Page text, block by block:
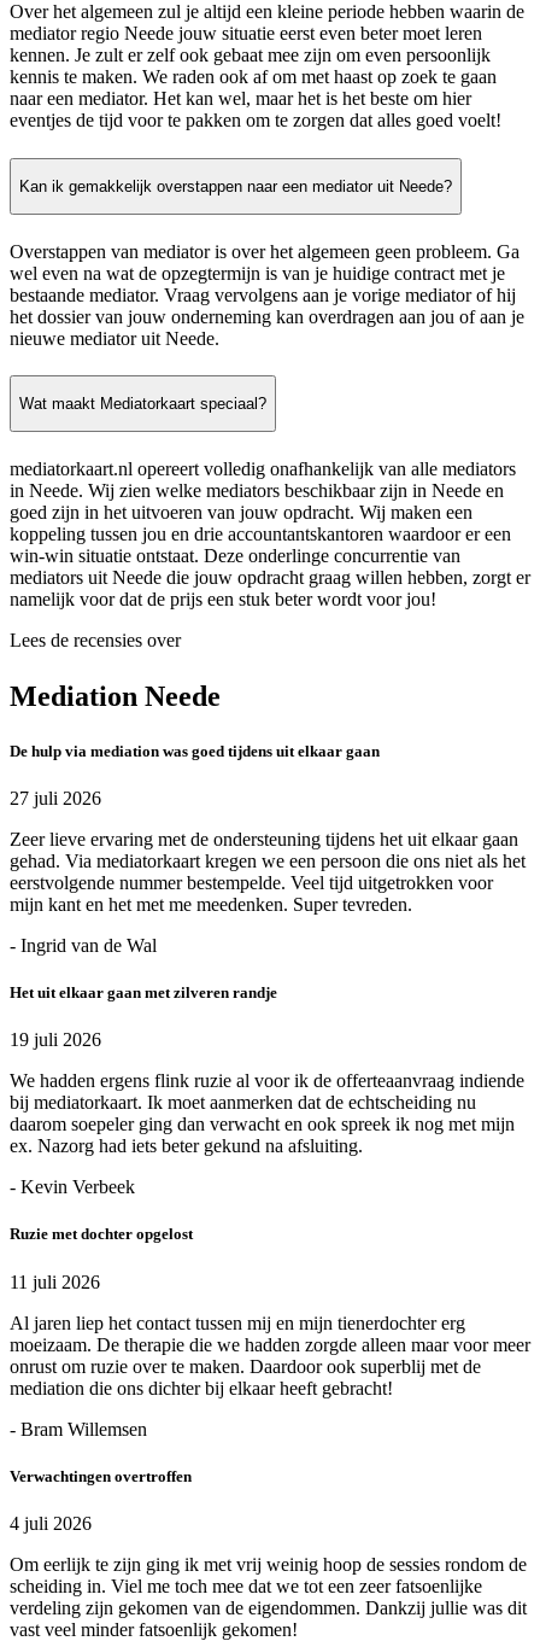
Over het algemeen zul je altijd een kleine periode hebben waarin de
mediator regio Neede jouw situatie eerst even beter moet leren
kennen. Je zult er zelf ook gebaat mee zijn om even persoonlijk
kennis te maken. We raden ook af om met haast op zoek te gaan
naar een mediator. Het kan wel, maar het is het beste om hier
eventjes de tijd voor te pakken om te zorgen dat alles goed voelt!
Kan ik gemakkelijk overstappen naar een mediator uit Neede?
Overstappen van mediator is over het algemeen geen probleem. Ga
wel even na wat de opzegtermijn is van je huidige contract met je
bestaande mediator. Vraag vervolgens aan je vorige mediator of hij
het dossier van jouw onderneming kan overdragen aan jou of aan je
nieuwe mediator uit Neede.
Wat maakt Mediatorkaart speciaal?
mediatorkaart.nl opereert volledig onafhankelijk van alle mediators
in Neede. Wij zien welke mediators beschikbaar zijn in Neede en
goed zijn in het uitvoeren van jouw opdracht. Wij maken een
koppeling tussen jou en drie accountantskantoren waardoor er een
win-win situatie ontstaat. Deze onderlinge concurrentie van
mediators uit Neede die jouw opdracht graag willen hebben, zorgt er
namelijk voor dat de prijs een stuk beter wordt voor jou!
Lees de recensies over
Mediation Neede
De hulp via mediation was goed tijdens uit elkaar gaan
27 juli 2026
Zeer lieve ervaring met de ondersteuning tijdens het uit elkaar gaan
gehad. Via mediatorkaart kregen we een persoon die ons niet als het
eerstvolgende nummer bestempelde. Veel tijd uitgetrokken voor
mijn kant en het met me meedenken. Super tevreden.
- Ingrid van de Wal
Het uit elkaar gaan met zilveren randje
19 juli 2026
We hadden ergens flink ruzie al voor ik de offerteaanvraag indiende
bij mediatorkaart. Ik moet aanmerken dat de echtscheiding nu
daarom soepeler ging dan verwacht en ook spreek ik nog met mijn
ex. Nazorg had iets beter gekund na afsluiting.
- Kevin Verbeek
Ruzie met dochter opgelost
11 juli 2026
Al jaren liep het contact tussen mij en mijn tienerdochter erg
moeizaam. De therapie die we hadden zorgde alleen maar voor meer
onrust om ruzie over te maken. Daardoor ook superblij met de
mediation die ons dichter bij elkaar heeft gebracht!
- Bram Willemsen
Verwachtingen overtroffen
4 juli 2026
Om eerlijk te zijn ging ik met vrij weinig hoop de sessies rondom de
scheiding in. Viel me toch mee dat we tot een zeer fatsoenlijke
verdeling zijn gekomen van de eigendommen. Dankzij jullie was dit
vast veel minder fatsoenlijk gekomen!